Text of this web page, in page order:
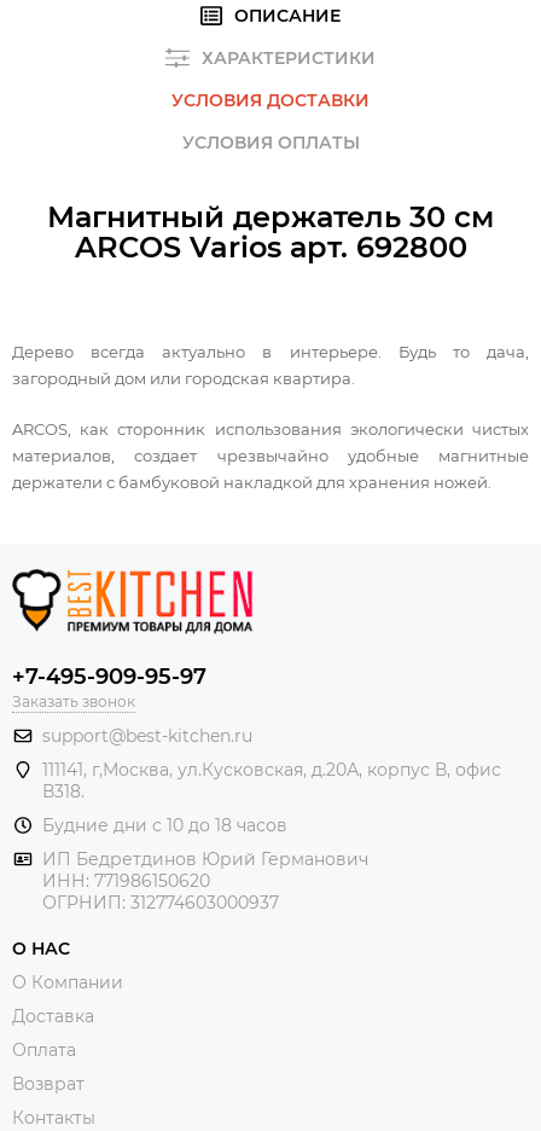
ОПИСАНИЕ
ХАРАКТЕРИСТИКИ
УСЛОВИЯ ДОСТАВКИ
УСЛОВИЯ ОПЛАТЫ
Магнитный держатель 30 см
ARCOS Varios арт. 692800
Дерево всегда актуально в интерьере. Будь то дача,
загородный дом или городская квартира.
ARCOS, как сторонник использования экологически чистых
материалов, создает чрезвычайно удобные магнитные
держатели с бамбуковой накладкой для хранения ножей.
+7-495-909-95-97
Заказать звонок
support@best-kitchen.ru
111141, г,Москва, ул.Кусковская, д.20А, корпус В, офис
В318.
Будние дни с 10 до 18 часов
ИП Бедретдинов Юрий Германович
ИНН: 771986150620
ОГРНИП: 312774603000937
О НАС
О Компании
Доставка
Оплата
Возврат
Контакты